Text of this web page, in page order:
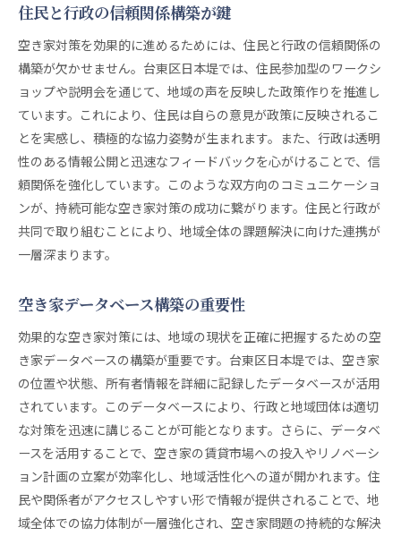
住民と行政の信頼関係構築が鍵
空き家対策を効果的に進めるためには、住民と行政の信頼関係の
構築が欠かせません。台東区日本堤では、住民参加型のワークシ
ョップや説明会を通じて、地域の声を反映した政策作りを推進し
ています。これにより、住民は自らの意見が政策に反映されるこ
とを実感し、積極的な協力姿勢が生まれます。また、行政は透明
性のある情報公開と迅速なフィードバックを心がけることで、信
頼関係を強化しています。このような双方向のコミュニケーショ
ンが、持続可能な空き家対策の成功に繋がります。住民と行政が
共同で取り組むことにより、地域全体の課題解決に向けた連携が
一層深まります。
空き家データベース構築の重要性
効果的な空き家対策には、地域の現状を正確に把握するための空
き家データベースの構築が重要です。台東区日本堤では、空き家
の位置や状態、所有者情報を詳細に記録したデータベースが活用
されています。このデータベースにより、行政と地域団体は適切
な対策を迅速に講じることが可能となります。さらに、データベ
ースを活用することで、空き家の賃貸市場への投入やリノベーシ
ョン計画の立案が効率化し、地域活性化への道が開かれます。住
民や関係者がアクセスしやすい形で情報が提供されることで、地
域全体での協力体制が一層強化され、空き家問題の持続的な解決